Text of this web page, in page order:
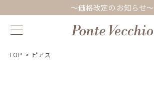
～価格改定のお知らせ～
TOP > ピアス